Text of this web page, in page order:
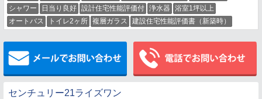
シャワー
日当り良好 設計住宅性能評価付 浄水器
浴室1坪以上
オートバス
トイレ2ヶ所 複層ガラス 建設住宅性能評価書（新築時）
メールでお問い合わせ
センチュリー21ライズワン